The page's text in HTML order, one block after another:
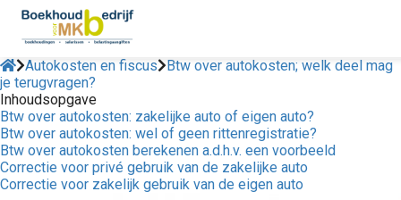
Autokosten en fiscus
Btw over autokosten; welk deel mag
je terugvragen?
Inhoudsopgave
Btw over autokosten: zakelijke auto of eigen auto?
Btw over autokosten: wel of geen rittenregistratie?
Btw over autokosten berekenen a.d.h.v. een voorbeeld
Correctie voor privé gebruik van de zakelijke auto
Correctie voor zakelijk gebruik van de eigen auto